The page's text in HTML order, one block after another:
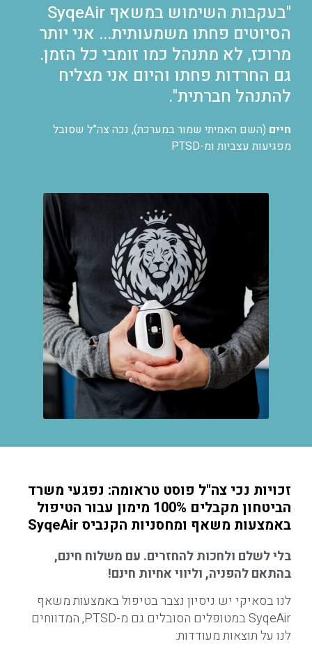
"בעקבות השימוש במשאף SyqeAir
הסיוטים פחתו משמעותית... אני יותר
מרוכז, לא מתנהל כמו זומבי כל הזמן.
גם החרדות פחתו והיום אני מצליח
להתנהל חברתית".
חיים (השם האמיתי שמור במערכת), נכה צה”ל שסובל
מפגיעות עצביות ומ-PTSD
זכויות נכי צה"ל פוסט טראומה: נפגעי משרד
הביטחון מקבלים 100% מימון עבור הטיפול
באמצעות משאף ומחסניות הקנביס SyqeAir
בלי לשלם ולחכות להחזרים. עם משלוח חינם,
בהתאם להפניה, וליווי אחיות חינם!
לנו בסאיקי יש ניסיון נצבר בטיפול באמצעות משאף
SyqeAir במטופלים הסובלים גם מ-PTSD, המדווחים
לנו על תוצאות מעודדות: